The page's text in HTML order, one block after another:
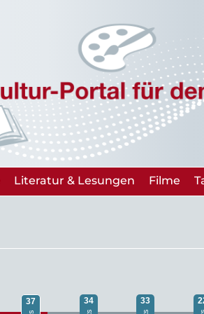
Literatur & Lesungen Filme
37 34 33